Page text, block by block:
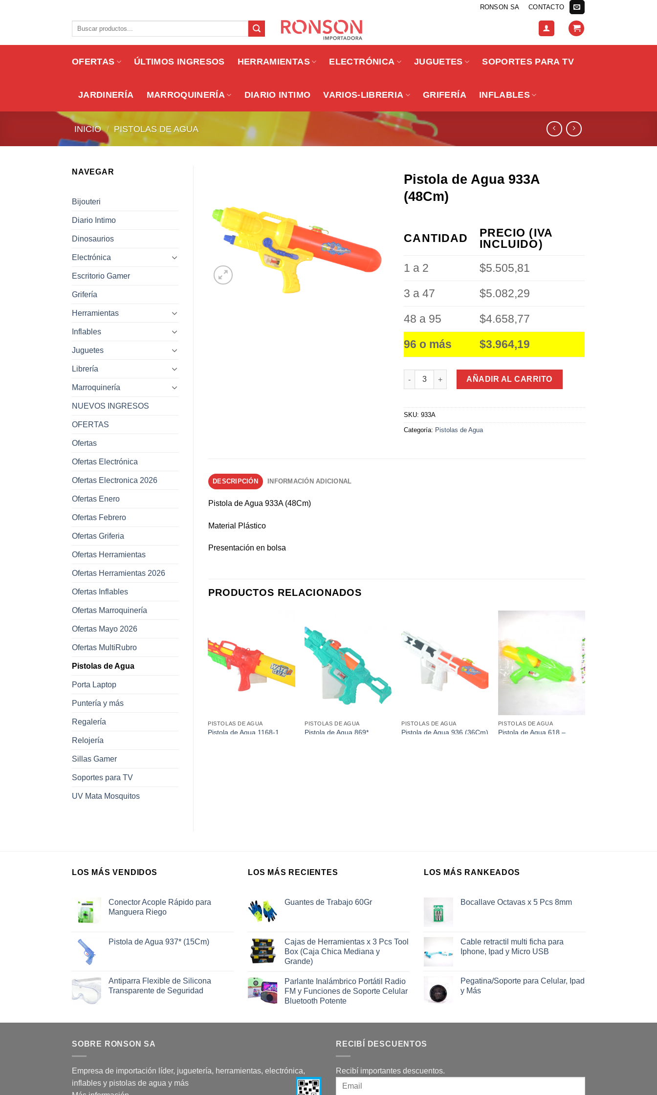
RONSON SA CONTACTO
OFERTAS ÚLTIMOS INGRESOS HERRAMIENTAS ELECTRÓNICA JUGUETES SOPORTES PARA TV
JARDINERÍA MARROQUINERÍA DIARIO INTIMO VARIOS-LIBRERIA GRIFERÍA INFLABLES
INICIO / PISTOLAS DE AGUA
NAVEGAR
Bijouteri
Diario Intimo
Dinosaurios
Electrónica
Escritorio Gamer
Grifería
Herramientas
Inflables
Juguetes
Librería
Marroquinería
NUEVOS INGRESOS
OFERTAS
Ofertas
Ofertas Electrónica
Ofertas Electronica 2026
Ofertas Enero
Ofertas Febrero
Ofertas Griferia
Ofertas Herramientas
Ofertas Herramientas 2026
Ofertas Inflables
Ofertas Marroquinería
Ofertas Mayo 2026
Ofertas MultiRubro
Pistolas de Agua
Porta Laptop
Puntería y más
Regalería
Relojería
Sillas Gamer
Soportes para TV
UV Mata Mosquitos
Pistola de Agua 933A
(48Cm)
CANTIDAD
PRECIO (IVA
INCLUIDO)
1 a 2
$5.505,81
3 a 47 $5.082,29
48 a 95 $4.658,77
96 o más $3.964,19
Pistola de Agua 933A (48Cm) cantidad
AÑADIR AL CARRITO
SKU:933A
Categoría: Pistolas de Agua
DESCRIPCIÓN INFORMACIÓN ADICIONAL
Pistola de Agua 933A (48Cm)
Material Plástico
Presentación en bolsa
PRODUCTOS RELACIONADOS
Añadir a
favoritos
PISTOLAS DE AGUA
Pistola de Agua 1168-1
favoritos
PISTOLAS DE AGUA
Pistola de Agua 869*
favoritos
PISTOLAS DE AGUA
Pistola de Agua 936 (36Cm)
favoritos
PISTOLAS DE AGUA
Pistola de Agua 618 –
favoritos
LOS MÁS VENDIDOS
Conector Acople Rápido para
Manguera Riego
Pistola de Agua 937* (15Cm)
Antiparra Flexible de Silicona
Transparente de Seguridad
LOS MÁS RECIENTES
Guantes de Trabajo 60Gr
Cajas de Herramientas x 3 Pcs Tool
Box (Caja Chica Mediana y
Grande)
Parlante Inalámbrico Portátil Radio
FM y Funciones de Soporte Celular
Bluetooth Potente
LOS MÁS RANKEADOS
Bocallave Octavas x 5 Pcs 8mm
Cable retractil multi ficha para
Iphone, Ipad y Micro USB
Pegatina/Soporte para Celular, Ipad
y Más
SOBRE RONSON SA
Empresa de importación líder, juguetería, herramientas, electrónica,
inflables y pistolas de agua y más
RECIBÍ DESCUENTOS
Recibí importantes descuentos.